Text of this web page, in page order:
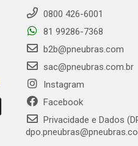
0800 426-6001
81 99286-7368
b2b@pneubras.com
sac@pneubras.com.br
Instagram
Facebook
Privacidade e Dados